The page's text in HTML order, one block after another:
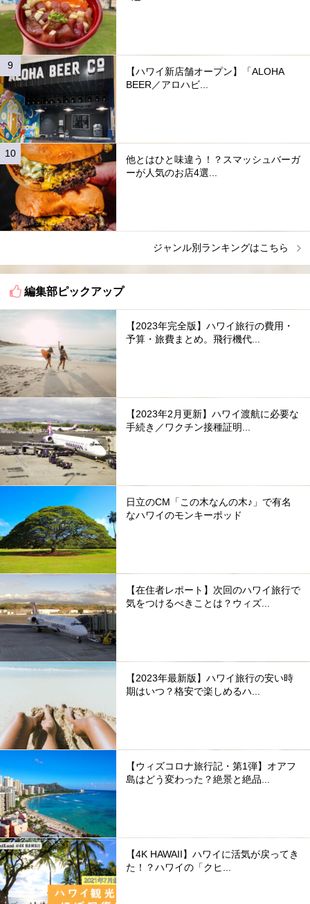
【ハワイ新店舗オープン】「ALOHA
BEER／アロハビ...
他とはひと味違う！？スマッシュバーガ
ーが人気のお店4選...
ジャンル別ランキングはこちら
編集部ピックアップ
【2023年完全版】ハワイ旅行の費用・
予算・旅費まとめ。飛行機代...
【2023年2月更新】ハワイ渡航に必要な
手続き／ワクチン接種証明...
日立のCM「この木なんの木♪」で有名
なハワイのモンキーポッド
【在住者レポート】次回のハワイ旅行で
気をつけるべきことは？ウィズ...
【2023年最新版】ハワイ旅行の安い時
期はいつ？格安で楽しめるハ...
【ウィズコロナ旅行記・第1弾】オアフ
島はどう変わった？絶景と絶品...
【4K HAWAII】ハワイに活気が戻ってき
た！？ハワイの「クヒ...